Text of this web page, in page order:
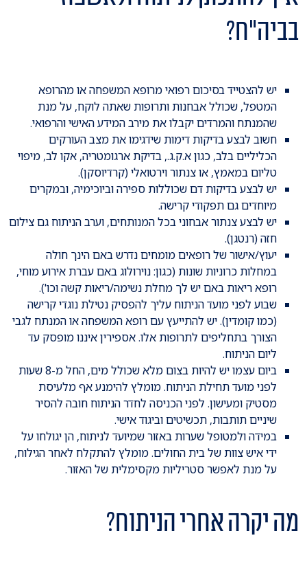
בביה"ח?
יש להצטייד בסיכום רפואי מרופא המשפחה או מהרופא
המטפל, שכולל אבחנות ותרופות שאתה לוקח, על מנת
שהמנתח והמרדים יקבלו את מירב המידע האישי והרפואי.
חשוב לבצע בדיקות דימות שידגימו את מצב העורקים
הכליליים בלב, כגון א.ק.ג., בדיקת ארגומטריה, אקו לב, מיפוי
טליום במאמץ, או צנתור וירטואלי (קרדיוסקן).
יש לבצע בדיקות דם שכוללות ספירה וביוכימיה, ובמקרים
מיוחדים גם תפקודי קרישה.
יש לבצע צנתור אבחוני בכל המנותחים, וערב הניתוח גם צילום
חזה (רנטגן).
יעוץ/אישור של רופאים מומחים נדרש באם הינך חולה
במחלות כרוניות שונות (כגון: נוירולוג באם עברת אירוע מוחי,
רופא ריאות באם יש לך מחלת נשימה/ריאות קשה וכו').
שבוע לפני מועד הניתוח עליך להפסיק נטילת נוגדי קרישה
(כמו קומדין). יש להתייעץ עם רופא המשפחה או המנתח לגבי
הצורך בתחליפים לתרופות אלו. אספירין איננו מופסק עד
ליום הניתוח.
ביום עצמו יש להיות בצום מלא שכולל מים, החל מ-8 שעות
לפני מועד תחילת הניתוח. מומלץ להימנע אף מלעיסת
מסטיק ומעישון. לפני הכניסה לחדר הניתוח חובה להסיר
שיניים תותבות, תכשיטים וביגוד אישי.
במידה ולמטופל שערות באזור שמיועד לניתוח, הן יגולחו על
ידי איש צוות של בית החולים. מומלץ להתקלח לאחר הגילוח,
על מנת לאפשר סטריליות מקסימלית של האזור.
מה יקרה אחרי הניתוח?